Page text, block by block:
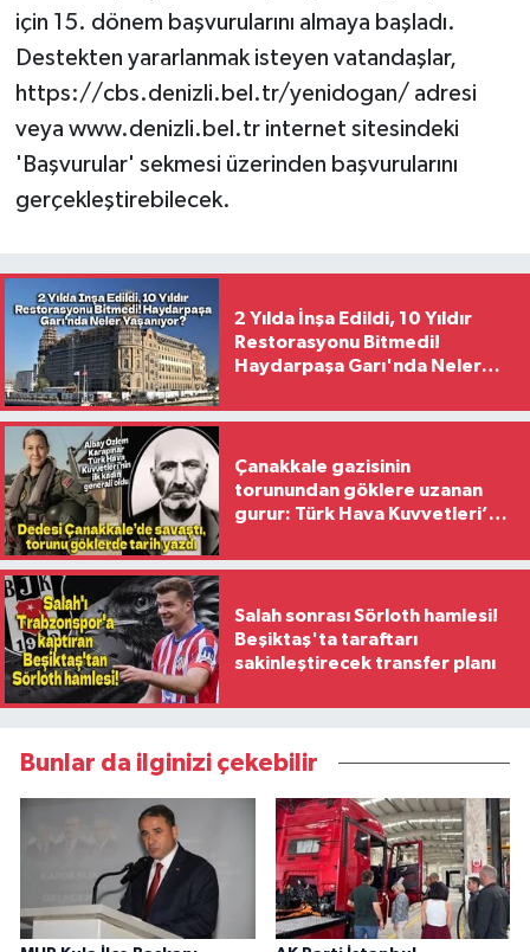
için 15. dönem başvurularını almaya başladı.
Destekten yararlanmak isteyen vatandaşlar,
https://cbs.denizli.bel.tr/yenidogan/ adresi
veya www.denizli.bel.tr internet sitesindeki
'Başvurular' sekmesi üzerinden başvurularını
gerçekleştirebilecek.
2 Yılda İnşa Edildi, 10 Yıldır
Restorasyonu Bitmedi!
Haydarpaşa Garı'nda Neler
Çanakkale gazisinin
torunundan göklere uzanan
gurur: Türk Hava Kuvvetleri’nin
Salah sonrası Sörloth hamlesi!
Beşiktaş'ta taraftarı
sakinleştirecek transfer planı
Bunlar da ilginizi çekebilir